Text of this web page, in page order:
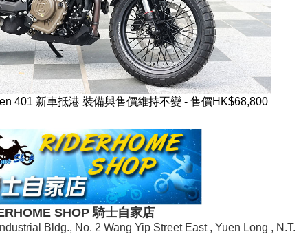
401 新車抵港 裝備與售價維持不變 - 售價HK$68,800
SHOP 騎士自家店
Bldg., No. 2 Wang Yip Street East , Yuen Long , N.T.